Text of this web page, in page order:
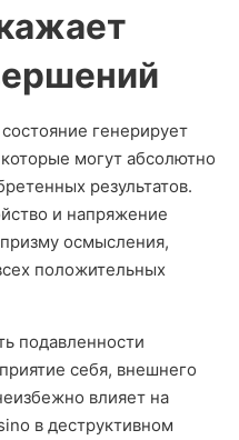
генерирует
могут абсолютно
результатов.
и напряжение
осмысления,
положительных
подавленности
себя, внешнего
влияет на
в деструктивном